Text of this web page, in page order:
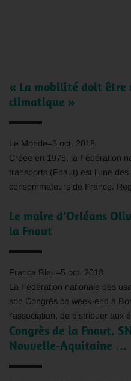
« La mobilité doit être
climatique »
Le Monde–5 oct. 2018
Créée en 1978, la Fédération
transports (Fnaut) est l’une
consommateurs de France.
Le maire d’Orléans
la Fnaut
France Bleu–5 oct. 2018
La Fédération nationale des
son Congrès ce week-end à
l’association, de distribuer aux
Congrès de la Fnaut.
Nouvelle-Aquitaine …